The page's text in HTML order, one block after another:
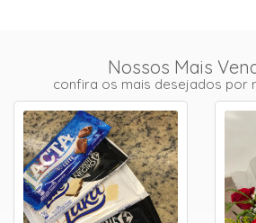
Nossos Mais
confira os mais desejados por